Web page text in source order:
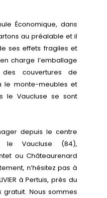
Économique, dans
au préalable et il
ses effets fragiles et
charge l’emballage
couvertures de
le monte-meubles et
le Vaucluse se sont
depuis le centre
le Vaucluse (84),
ou Châteaurenard
n’hésitez pas à
à Pertuis, près du
gratuit. Nous sommes